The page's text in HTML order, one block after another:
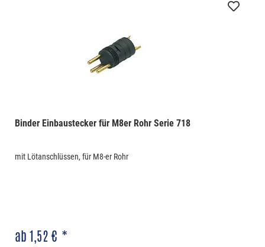
Binder Einbaustecker für M8er Rohr Serie 718
mit Lötanschlüssen, für M8-er Rohr
ab 1,52 € *